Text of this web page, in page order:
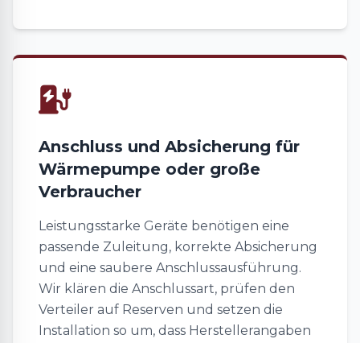
Anschluss und Absicherung für
Wärmepumpe oder große
Verbraucher
Leistungsstarke Geräte benötigen eine
passende Zuleitung, korrekte Absicherung
und eine saubere Anschlussausführung.
Wir klären die Anschlussart, prüfen den
Verteiler auf Reserven und setzen die
Installation so um, dass Herstellerangaben